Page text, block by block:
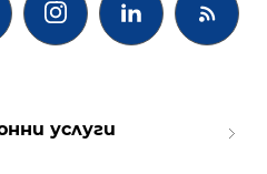

услуги